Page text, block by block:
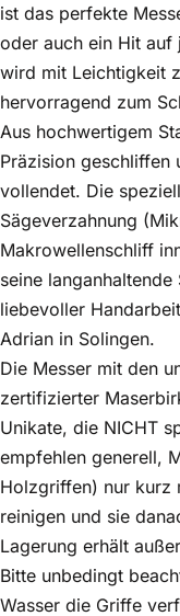
ist das perfekte
oder auch ein Hit auf
wird mit Leichtigkeit
hervorragend zum
Aus hochwertigem
Präzision
vollendet. Die
Sägeverzahnung
Makrowellenschliff
seine
liebevoller
Adrian in Solingen.
Die Messer mit den
zertifizierter
Unikate, die NICHT
empfehlen generell,
Holzgriffen) nur kurz
reinigen und sie
Lagerung erhält
Bitte unbedingt
Wasser die Griffe